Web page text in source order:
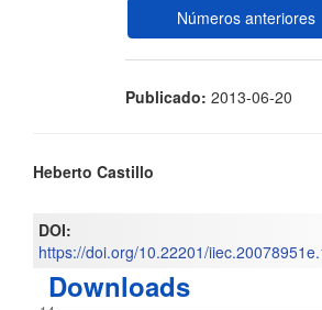
Números anteriores
Publicado: 2013-06-20
Contenido
principal
del
artículo
Heberto Castillo
DOI:
https://doi.org/10.22201/
Downloads